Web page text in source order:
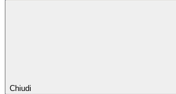
Chiudi